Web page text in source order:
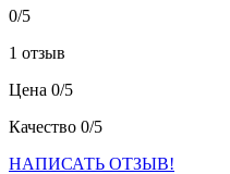
счет на оплату.
0/5
1 отзыв
Цена 0/5
Качество 0/5
НАПИСАТЬ ОТЗЫВ!